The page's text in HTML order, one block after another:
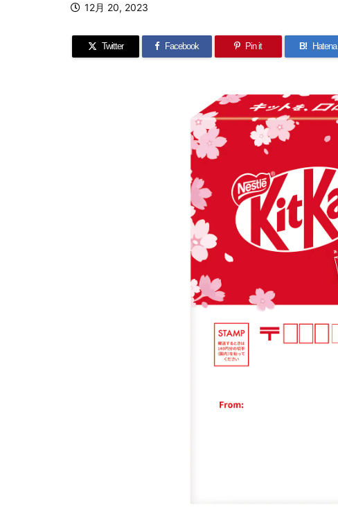
12月 20, 2023
Twitter Facebook Pin it B! Hatena